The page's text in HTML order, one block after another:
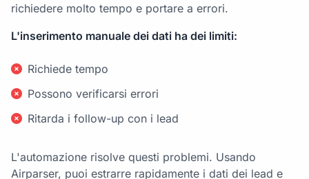
richiedere molto tempo e portare a errori.
L'inserimento manuale dei dati ha dei limiti:
Richiede tempo
Possono verificarsi errori
Ritarda i follow-up con i lead
L'automazione risolve questi problemi. Usando
Airparser, puoi estrarre rapidamente i dati dei lead e